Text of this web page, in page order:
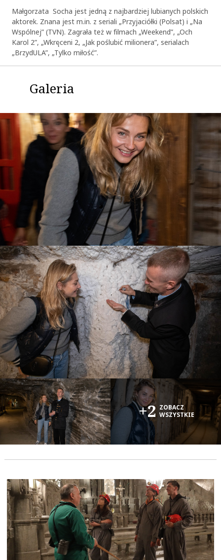
Małgorzata Socha jest jedną z najbardziej lubianych polskich
aktorek. Znana jest m.in. z seriali „Przyjaciółki (Polsat) i „Na
Wspólnej” (TVN). Zagrała też w filmach „Weekend”, „Och
Karol 2”, „Wkręceni 2, „Jak poślubić milionera”, serialach
„BrzydULA”, „Tylko miłość”.
Galeria
+2 ZOBACZ
WSZYSTKIE
OK